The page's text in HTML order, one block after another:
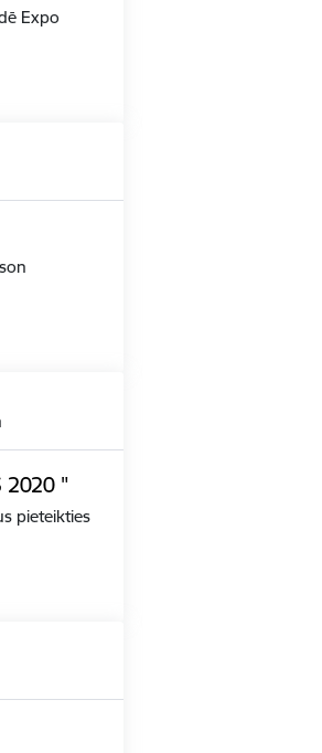
Expo
2020 "
pieteikties